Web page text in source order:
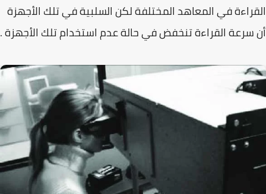
القراءة في المعاهد المختلفة لكن السلبية في تلك الأجهزة
أن سرعة القراءة تنخفض في حالة عدم استخدام تلك الأجهزة .